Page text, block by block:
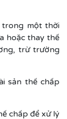
trong một thời
hoặc thay thế
trừ trường
sản thế chấp
chấp để xử lý